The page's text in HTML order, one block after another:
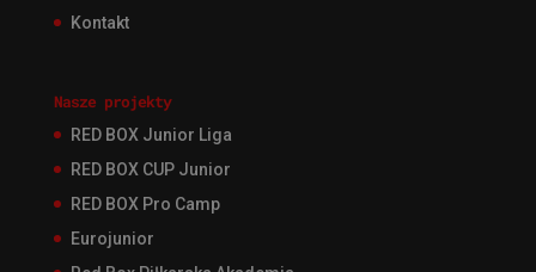
Kontakt
Nasze projekty
RED BOX Junior Liga
RED BOX CUP Junior
RED BOX Pro Camp
Eurojunior